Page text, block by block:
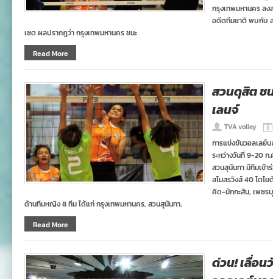
กรุงเทพมหานคร ลง
อดีตทีมชาติ พบกับ
เซต ผลปรากฎว่า กรุงเทพมหานคร ชนะ
Read More
สวนดุสิต ช
เลนจ์
TVA volley
การแข่งขันวอลเลย์
ระหว่างวันที่ 9-20
สวนสุนันทา มีทีมเข้า
สโมสรวิงส์ 40 โตโ
คิด-มักกะสัน, เพชร
ด้านทีมหญิง 8 ทีม ได้แก่ กรุงเทพมหานคร, สวนสุนันทา,
Read More
ด่วน! เลื่อน